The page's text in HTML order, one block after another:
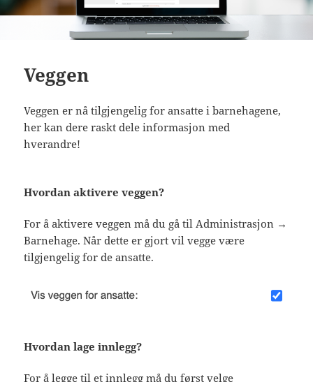
Veggen
Veggen er nå tilgjengelig for ansatte i barnehagene,
her kan dere raskt dele informasjon med
hverandre!
Hvordan aktivere veggen?
For å aktivere veggen må du gå til Administrasjon →
Barnehage. Når dette er gjort vil vegge være
tilgjengelig for de ansatte.
Hvordan lage innlegg?
For å legge til et innlegg må du først velge